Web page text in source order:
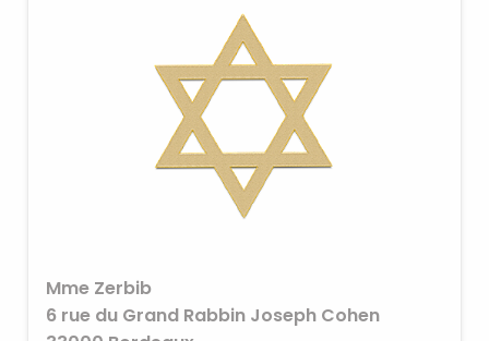
Mme Zerbib
6 rue du Grand Rabbin Joseph Cohen